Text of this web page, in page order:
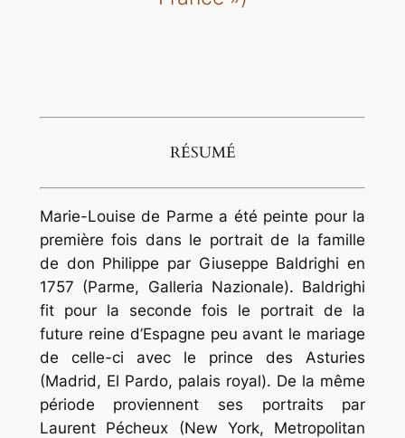
RÉSUMÉ
Marie-Louise de Parme a été peinte pour la
première fois dans le portrait de la famille
de don Philippe par Giuseppe Baldrighi en
1757 (Parme, Galleria Nazionale). Baldrighi
fit pour la seconde fois le portrait de la
future reine d’Espagne peu avant le mariage
de celle-ci avec le prince des Asturies
(Madrid, El Pardo, palais royal). De la même
période proviennent ses portraits par
Laurent Pécheux (New York, Metropolitan